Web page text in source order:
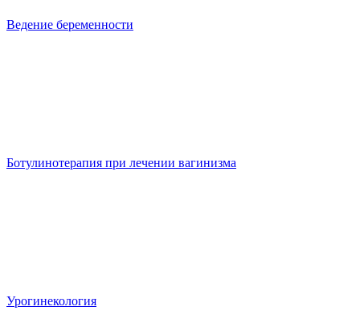
Ведение беременности
Ботулинотерапия при лечении вагинизма
Урогинекология